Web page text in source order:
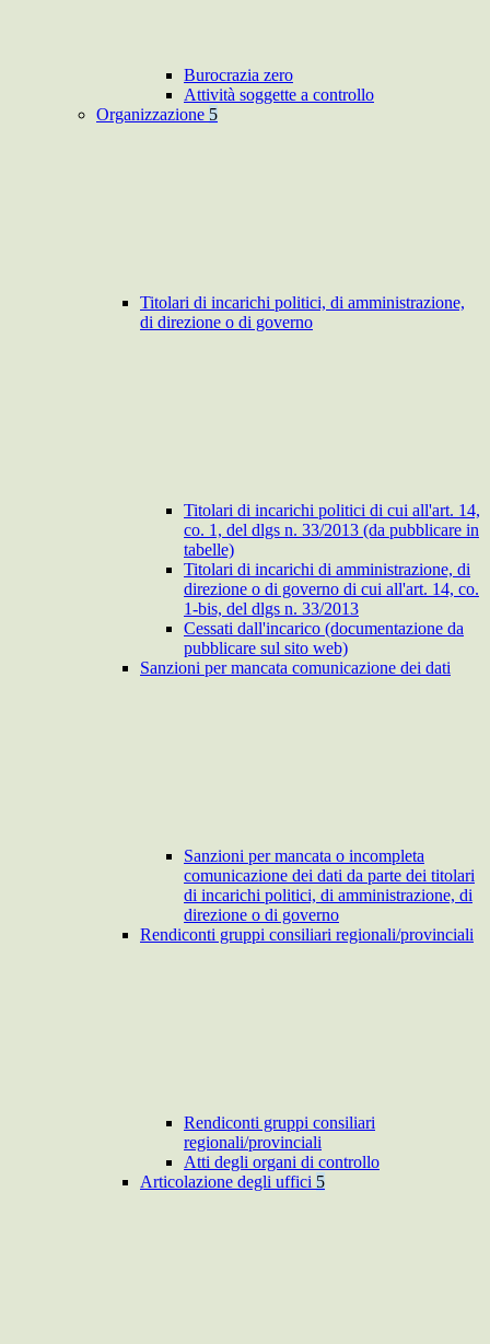
Burocrazia zero
Attività soggette a controllo
Organizzazione 5
Titolari di incarichi politici, di amministrazione,
di direzione o di governo
Titolari di incarichi politici di cui all'art. 14,
co. 1, del dlgs n. 33/2013 (da pubblicare in
tabelle)
Titolari di incarichi di amministrazione, di
direzione o di governo di cui all'art. 14, co.
1-bis, del dlgs n. 33/2013
Cessati dall'incarico (documentazione da
pubblicare sul sito web)
Sanzioni per mancata comunicazione dei dati
Sanzioni per mancata o incompleta
comunicazione dei dati da parte dei titolari
di incarichi politici, di amministrazione, di
direzione o di governo
Rendiconti gruppi consiliari regionali/provinciali
Rendiconti gruppi consiliari
regionali/provinciali
Atti degli organi di controllo
Articolazione degli uffici 5